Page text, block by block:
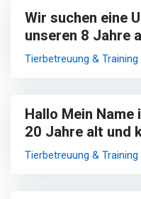
Wir suchen eine
unseren 8 Jahre
Tierbetreuung & Training
Hallo Mein
20 Jahre alt und
Tierbetreuung & Training